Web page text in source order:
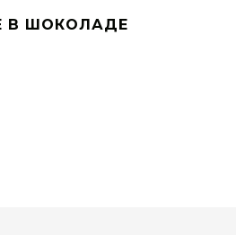
В ШОКОЛАДЕ